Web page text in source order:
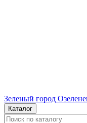
Зеленый город
Каталог